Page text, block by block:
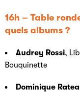
16h – Table
quels albums ?
Audrey Rossi,
Bouquinette
Dominique